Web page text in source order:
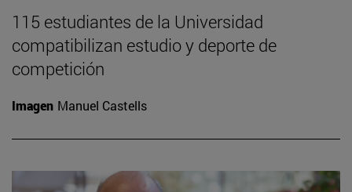
115 estudiantes de la Universidad
compatibilizan estudio y deporte de
competición
Imagen Manuel Castells